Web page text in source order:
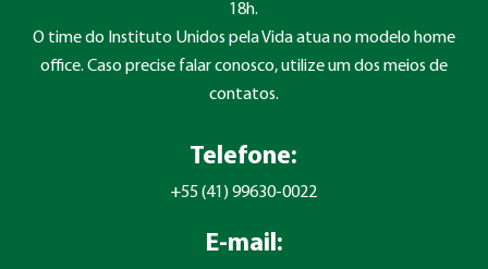
18h.
O time do Instituto Unidos pela Vida atua no modelo home
office. Caso precise falar conosco, utilize um dos meios de
contatos.
Telefone:
+55 (41) 99630-0022
E-mail: